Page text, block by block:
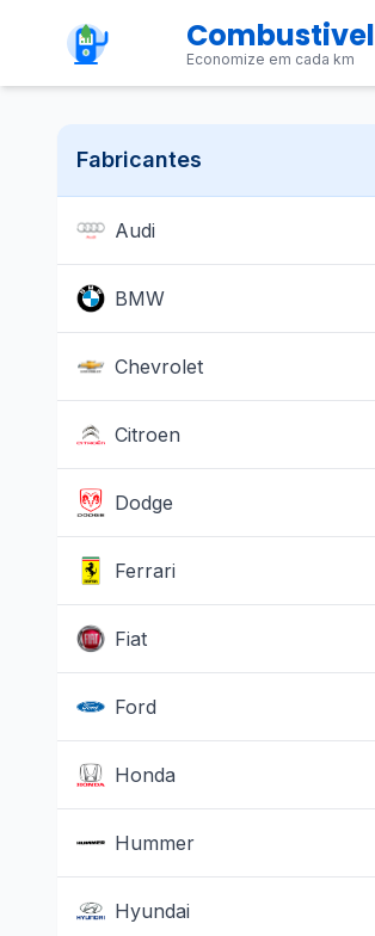
Combustivel
Economize em cada km
Fabricantes
Audi
BMW
Chevrolet
Citroen
Dodge
Ferrari
Fiat
Ford
Honda
Hummer
Hyundai